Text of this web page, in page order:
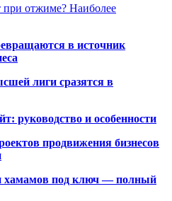
отжиме? Наиболее
в источник
лиги сразятся в
руководство и особенности
продвижения бизнесов
хамамов под ключ — полный